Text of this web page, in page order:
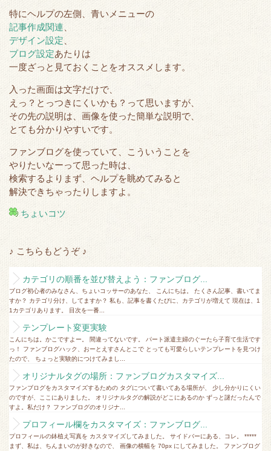
特にヘルプの左側、青いメニューの
記事作成関連、
デザイン設定、
ブログ設定あたりは
一度ざっと見ておくことをオススメします。
入った画面は文字だけで、
えっ？とっつきにくいかも？って思いますが、
その先の説明は、画像を使った簡単な説明で、
とても分かりやすいです。
ファンブログを使っていて、こういうことを
やりたいなーって思った時は、
検索するよりまず、ヘルプを眺めてみると
解決できちゃったりしますよ。
ちょいコツ
♪ こちらもどうぞ ♪
カテゴリの順番を並び替えよう：ファンブログ...
ブログ初心者のみなさん、ちょいコッサーのあなた、 こんにちは。 たくさん記事、書いてま
すか？ カテゴリ分け、してますか？ 私も、記事を書くたびに、カテゴリが増えて 現在は、1
1カテゴリあります。 目次を一番...
テンプレート変更実験
こんにちは。かこですよー。 間違ってないです。 パート派遣主婦のぐーたら子育て生活です
っ！ ファンブログハック、おーとえすさんとこで とっても可愛らしいテンプレートを見つけ
たので、 ちょっと実験的につけてみまし...
オリジナルタグの場所：ファンブログカスタマイズ...
ファンブログをカスタマイズするための タグについて書いてある場所が、 少し分かりにくい
のですが、ここにありました。 オリジナルタグの解説がどこにあるのか ずっと謎だったんで
すよ。私だけ？ ファンブログのオリジナ...
プロフィール欄をカスタマイズ：ファンブログ...
プロフィールの鉢植え写真を カスタマイズしてみました。 サイドバーにある、コレ。 *****
まず、私は、ちんまいのが好きなので、 画像の横幅を 70px にしてみました。 ファンブログ